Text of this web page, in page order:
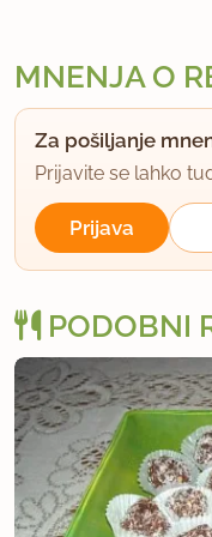
MNENJA O
Za pošiljanje
Prijavite se lahko
Prijava
PODOBNI